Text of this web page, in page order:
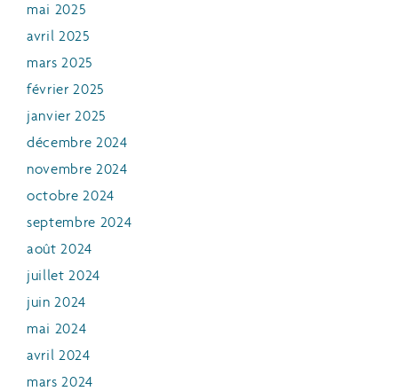
mai 2025
avril 2025
mars 2025
février 2025
janvier 2025
décembre 2024
novembre 2024
octobre 2024
septembre 2024
août 2024
juillet 2024
juin 2024
mai 2024
avril 2024
mars 2024